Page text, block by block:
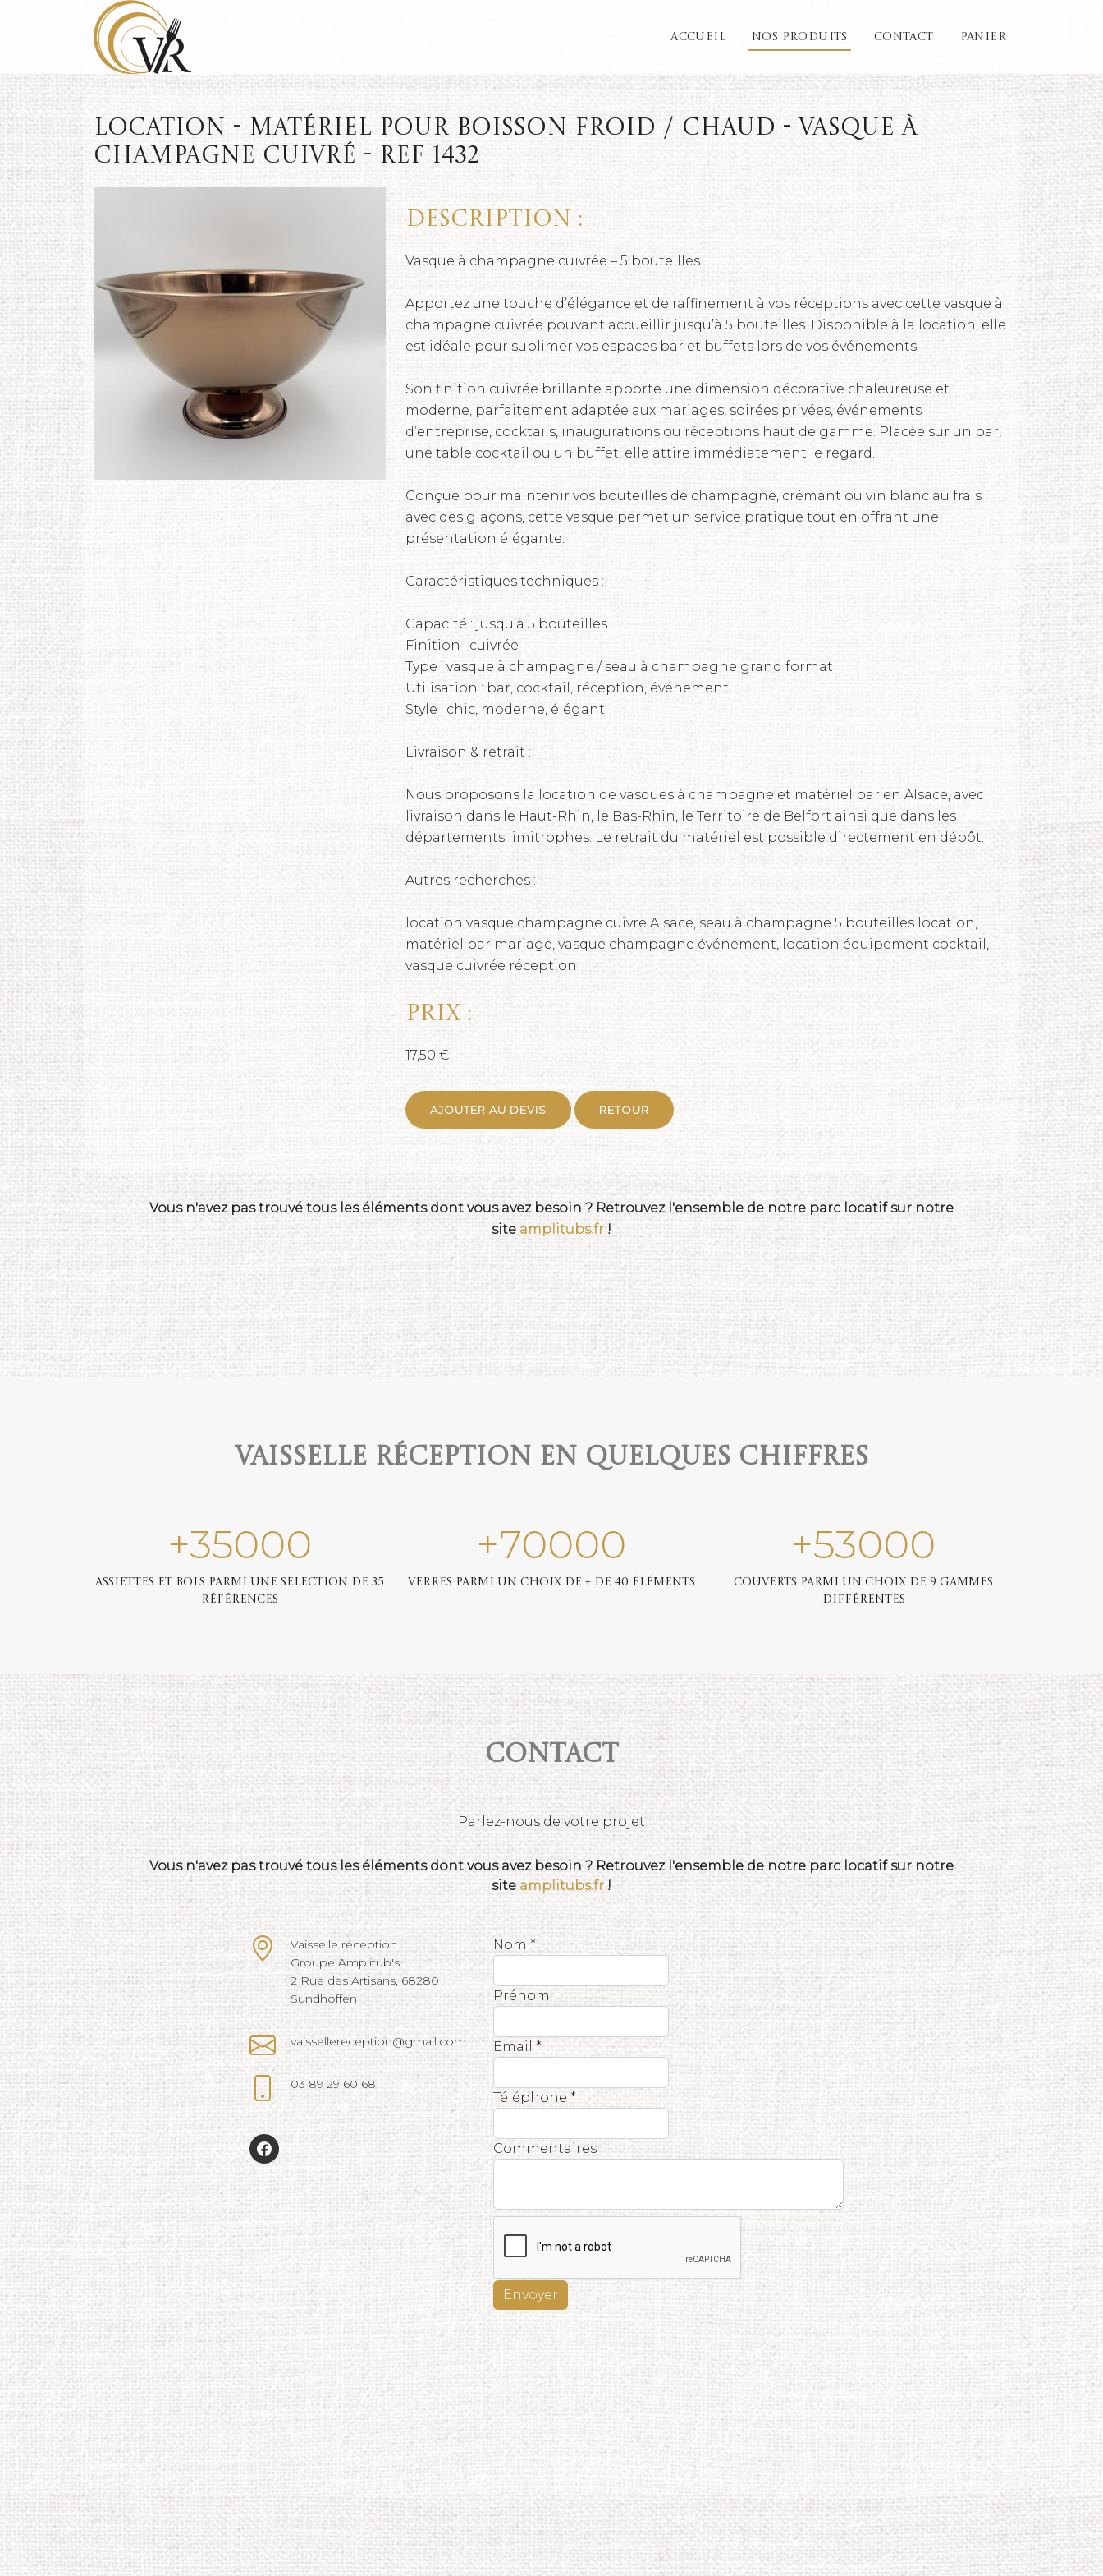
ACCUEIL NOS PRODUITS CONTACT PANIER
Location - Matériel pour boisson froid / chaud - Vasque à
champagne cuivré - REF 1432
Description :
Vasque à champagne cuivrée – 5 bouteilles
Apportez une touche d’élégance et de raffinement à vos réceptions avec cette vasque à
champagne cuivrée pouvant accueillir jusqu’à 5 bouteilles. Disponible à la location, elle
est idéale pour sublimer vos espaces bar et buffets lors de vos événements.
Son finition cuivrée brillante apporte une dimension décorative chaleureuse et
moderne, parfaitement adaptée aux mariages, soirées privées, événements
d’entreprise, cocktails, inaugurations ou réceptions haut de gamme. Placée sur un bar,
une table cocktail ou un buffet, elle attire immédiatement le regard.
Conçue pour maintenir vos bouteilles de champagne, crémant ou vin blanc au frais
avec des glaçons, cette vasque permet un service pratique tout en offrant une
présentation élégante.
Caractéristiques techniques :
Capacité : jusqu’à 5 bouteilles
Finition : cuivrée
Type : vasque à champagne / seau à champagne grand format
Utilisation : bar, cocktail, réception, événement
Style : chic, moderne, élégant
Livraison & retrait :
Nous proposons la location de vasques à champagne et matériel bar en Alsace, avec
livraison dans le Haut-Rhin, le Bas-Rhin, le Territoire de Belfort ainsi que dans les
départements limitrophes. Le retrait du matériel est possible directement en dépôt.
Autres recherches :
location vasque champagne cuivre Alsace, seau à champagne 5 bouteilles location,
matériel bar mariage, vasque champagne événement, location équipement cocktail,
vasque cuivrée réception
Prix :
17,50 €
AJOUTER AU DEVIS RETOUR
Vous n'avez pas trouvé tous les éléments dont vous avez besoin ? Retrouvez l'ensemble de notre parc locatif sur notre
site amplitubs.fr !
Vaisselle réception en quelques chiffres
+35000
Assiettes et bols parmi une sélection de 35
références
+70000
Verres parmi un choix de + de 40 éléments
+53000
Couverts parmi un choix de 9 gammes
différentes
Contact
Parlez-nous de votre projet
Vous n'avez pas trouvé tous les éléments dont vous avez besoin ? Retrouvez l'ensemble de notre parc locatif sur notre
site amplitubs.fr !
Vaisselle réception
Groupe Amplitub's
2 Rue des Artisans, 68280
Sundhoffen
vaissellereception@gmail.com
03 89 29 60 68
Nom *
Prénom
Email *
Téléphone *
Commentaires
Envoyer